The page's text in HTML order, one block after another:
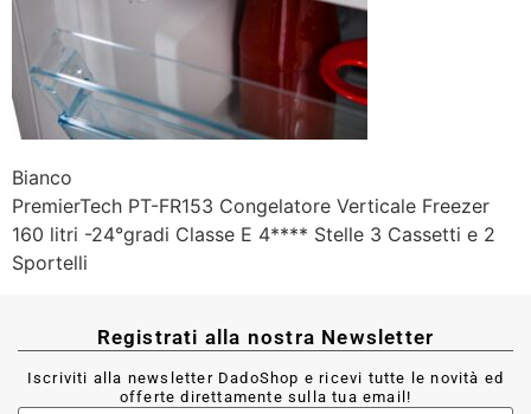
Bianco
PremierTech PT-FR153 Congelatore Verticale Freezer
160 litri -24°gradi Classe E 4**** Stelle 3 Cassetti e 2
Sportelli
Registrati alla nostra Newsletter
Iscriviti alla newsletter DadoShop e ricevi tutte le novità ed
offerte direttamente sulla tua email!